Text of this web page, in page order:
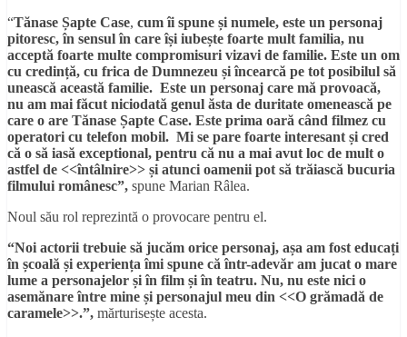
“Tănase Șapte Case, cum îi spune și numele, este un personaj
pitoresc, în sensul în care își iubește foarte mult familia, nu
acceptă foarte multe compromisuri vizavi de familie. Este un om
cu credință, cu frica de Dumnezeu și încearcă pe tot posibilul să
unească această familie. Este un personaj care mă provoacă,
nu am mai făcut niciodată genul ăsta de duritate omenească pe
care o are Tănase Șapte Case. Este prima oară când filmez cu
operatori cu telefon mobil. Mi se pare foarte interesant și cred
că o să iasă exceptional, pentru că nu a mai avut loc de mult o
astfel de <<întâlnire>> și atunci oamenii pot să trăiască bucuria
filmului românesc”, spune Marian Râlea.
Noul său rol reprezintă o provocare pentru el.
“Noi actorii trebuie să jucăm orice personaj, așa am fost educați
în școală și experiența îmi spune că într-adevăr am jucat o mare
lume a personajelor și în film și în teatru. Nu, nu este nici o
asemănare între mine și personajul meu din <<O grămadă de
caramele>>.”, mărturisește acesta.